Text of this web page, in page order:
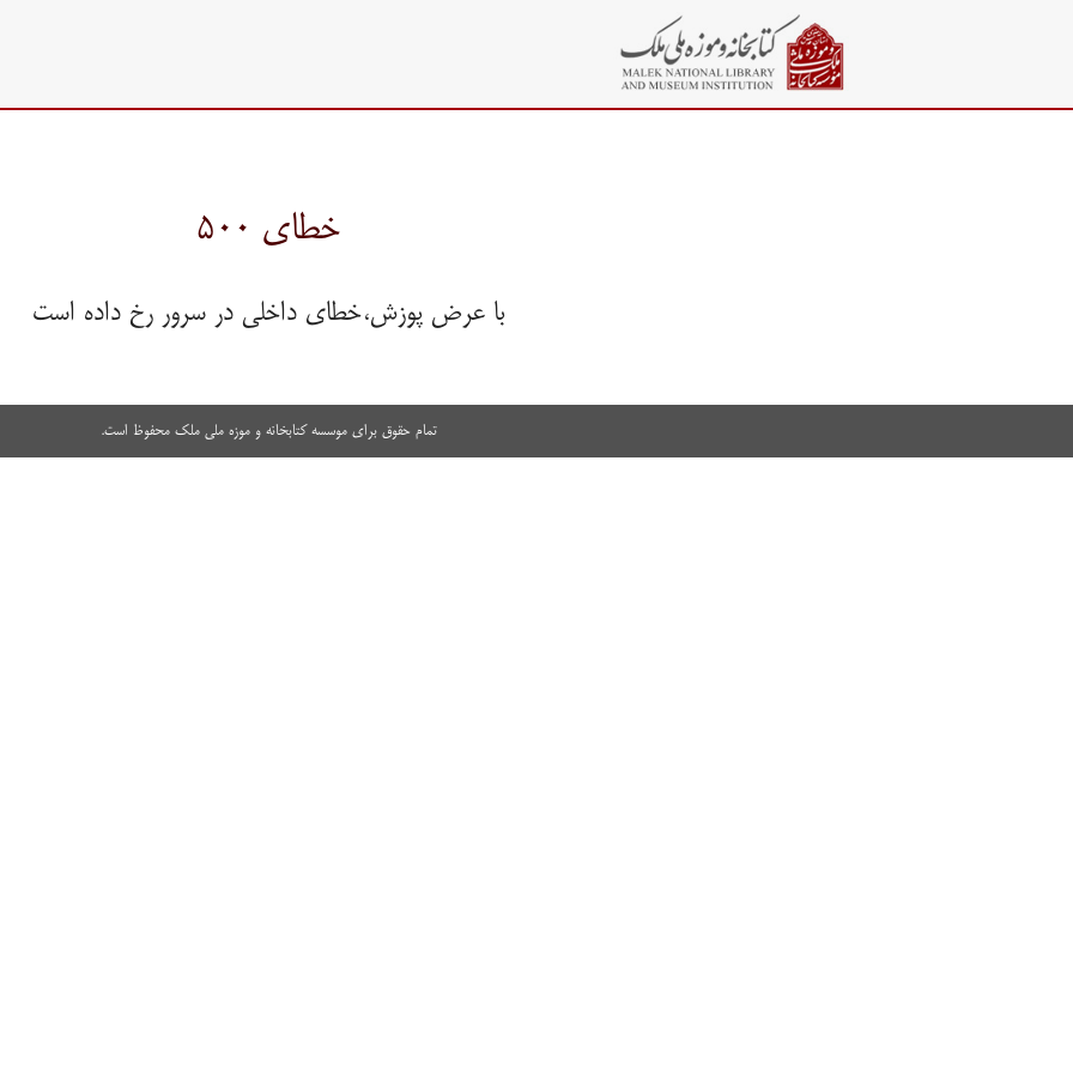
خطای ۵۰۰
با عرض پوزش،خطای داخلی در سرور رخ داده است
تمام حقوق برای موسسه کتابخانه و موزه ملی ملک محفوظ است.